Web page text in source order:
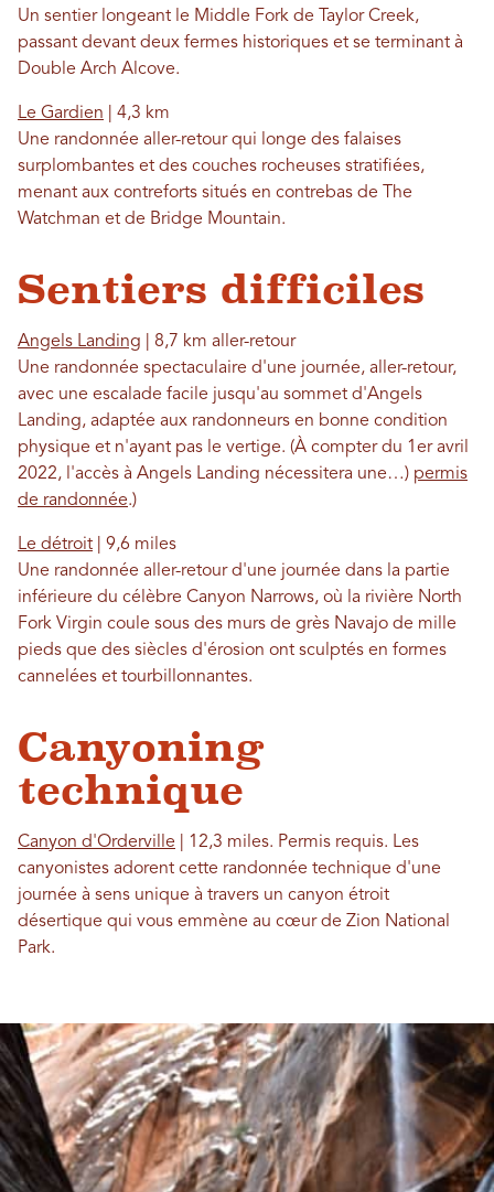
Un sentier longeant le Middle Fork de Taylor Creek,
passant devant deux fermes historiques et se terminant à
Double Arch Alcove.
Le Gardien | 4,3 km
Une randonnée aller-retour qui longe des falaises
surplombantes et des couches rocheuses stratifiées,
menant aux contreforts situés en contrebas de The
Watchman et de Bridge Mountain.
Sentiers difficiles
Angels Landing | 8,7 km aller-retour
Une randonnée spectaculaire d'une journée, aller-retour,
avec une escalade facile jusqu'au sommet d'Angels
Landing, adaptée aux randonneurs en bonne condition
physique et n'ayant pas le vertige. (À compter du 1er avril
2022, l'accès à Angels Landing nécessitera une…) permis
de randonnée.)
Le détroit | 9,6 miles
Une randonnée aller-retour d'une journée dans la partie
inférieure du célèbre Canyon Narrows, où la rivière North
Fork Virgin coule sous des murs de grès Navajo de mille
pieds que des siècles d'érosion ont sculptés en formes
cannelées et tourbillonnantes.
Canyoning
technique
Canyon d'Orderville | 12,3 miles. Permis requis. Les
canyonistes adorent cette randonnée technique d'une
journée à sens unique à travers un canyon étroit
désertique qui vous emmène au cœur de Zion National
Park.